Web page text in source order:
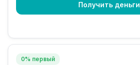
Получить деньги
0% первый